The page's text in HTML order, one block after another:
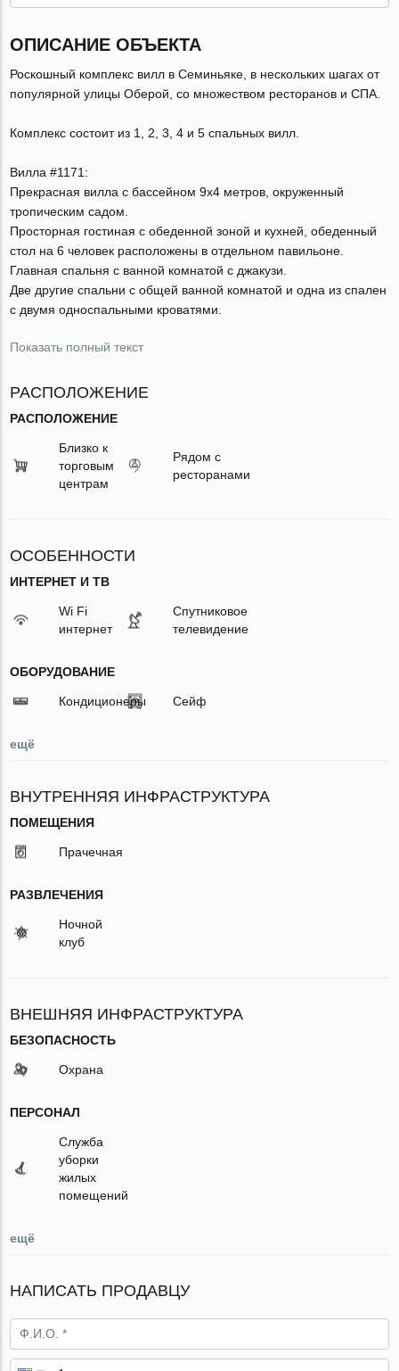
ОПИСАНИЕ ОБЪЕКТА
Роскошный комплекс вилл в Семиньяке, в нескольких шагах от
популярной улицы Оберой, со множеством ресторанов и СПА.
Комплекс состоит из 1, 2, 3, 4 и 5 спальных вилл.
Вилла #1171:
Прекрасная вилла с бассейном 9x4 метров, окруженный
тропическим садом.
Просторная гостиная с обеденной зоной и кухней, обеденный
стол на 6 человек расположены в отдельном павильоне.
Главная спальня с ванной комнатой с джакузи.
Две другие спальни с общей ванной комнатой и одна из спален
с двумя односпальными кроватями.
Показать полный текст
РАСПОЛОЖЕНИЕ
РАСПОЛОЖЕНИЕ
Близко к
торговым
центрам
Рядом с
ресторанами
ОСОБЕННОСТИ
ИНТЕРНЕТ И ТВ
Wi Fi
интернет
Спутниковое
телевидение
ОБОРУДОВАНИЕ
Кондиционеры Сейф
ещё
ВНУТРЕННЯЯ ИНФРАСТРУКТУРА
ПОМЕЩЕНИЯ
Прачечная
РАЗВЛЕЧЕНИЯ
Ночной
клуб
ВНЕШНЯЯ ИНФРАСТРУКТУРА
БЕЗОПАСНОСТЬ
Охрана
ПЕРСОНАЛ
Служба
уборки
жилых
помещений
ещё
НАПИСАТЬ ПРОДАВЦУ